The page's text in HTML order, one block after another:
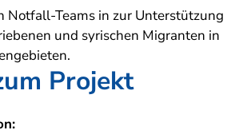
Notfall-Teams in zur Unterstützung
und syrischen Migranten in
Projekt